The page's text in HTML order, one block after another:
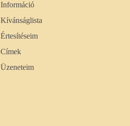
Információ
Kívánságlista
Értesítéseim
Címek
Üzeneteim